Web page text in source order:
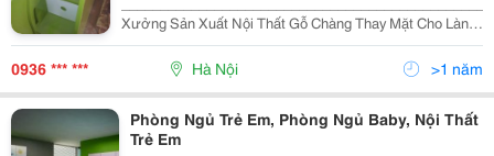
Xưởng Sản Xuất Nội Thất Gỗ Chàng Thay Mặt Cho Làng
Nghề Truyền Thống, Gửi Lời Chào Đến Tất Cả Khách
Hàng. Cảm Ơn Quý Khách Đã Quan Tâm Và Luôn Đồng
0936 *** *** Hà Nội >1 năm
Phòng Ngủ Trẻ Em, Phòng Ngủ Baby, Nội Thất
Trẻ Em